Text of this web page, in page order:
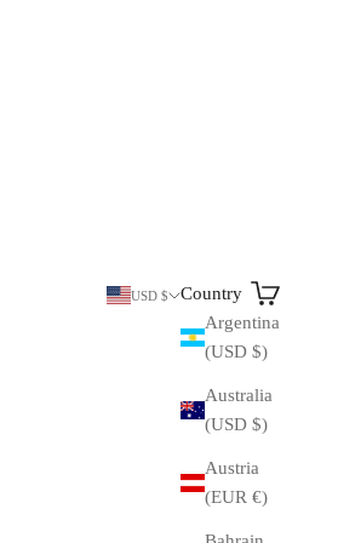
USD $
Country
Argentina
(USD $)
Australia
(USD $)
Austria
(EUR €)
Search
Cart